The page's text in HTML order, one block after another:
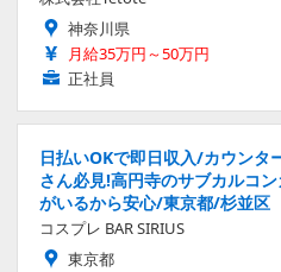
神奈川県
月給35万円～50万円
正社員
日払いOKで即日収入/カウンタ
さん必見!高円寺のサブカルコ
がいるから安心/東京都/杉並区
コスプレ BAR SIRIUS
東京都